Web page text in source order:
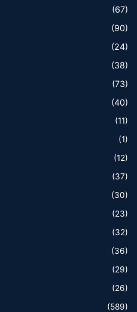
(67)
(90)
(24)
(38)
(73)
(40)
(11)
(1)
(12)
(37)
(30)
(23)
(32)
(36)
(29)
(26)
(589)